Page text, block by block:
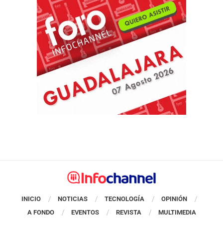
INICIO NOTICIAS TECNOLOGÍA
OPINIÓN
A FONDO
EVENTOS REVISTA MULTIMEDIA